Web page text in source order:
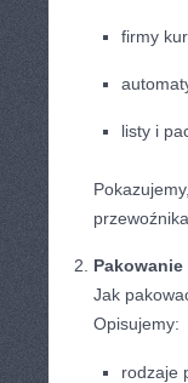
firmy
listy i
Pakowanie
Jak
Opisujemy:
rodzaje